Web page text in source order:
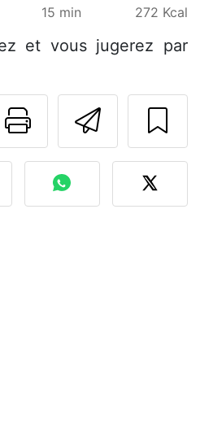
15 min 272 Kcal
et vous jugerez par
Imprimer
une
photo de